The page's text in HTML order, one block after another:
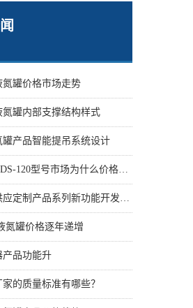
氮罐价格市场走势
罐内部支撑结构样式
产品智能提吊系统设计
金凤液氮罐YDS-120型号市场为什么价格性价比更高些
金凤液氮罐供应定制产品系列新功能开发设计
氮罐价格逐年递增
产品功能升
的质量标准有哪些？